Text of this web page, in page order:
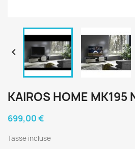

KAIROS HOME MK195
699,00 €
Tasse incluse